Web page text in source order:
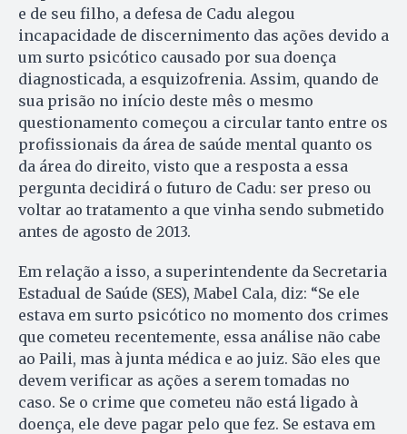
e de seu filho, a defesa de Cadu alegou
incapacidade de discernimento das ações devido a
um surto psicótico causado por sua doença
diagnosticada, a esquizofrenia. Assim, quando de
sua prisão no início deste mês o mesmo
questionamento começou a circular tanto entre os
profissionais da área de saúde mental quanto os
da área do direito, visto que a resposta a essa
pergunta decidirá o futuro de Cadu: ser preso ou
voltar ao tratamento a que vinha sendo submetido
antes de agosto de 2013.
Em relação a isso, a superintendente da Secretaria
Estadual de Saúde (SES), Mabel Cala, diz: “Se ele
estava em surto psicótico no momento dos crimes
que cometeu recentemente, essa análise não cabe
ao Paili, mas à junta médica e ao juiz. São eles que
devem verificar as ações a serem tomadas no
caso. Se o crime que cometeu não está ligado à
doença, ele deve pagar pelo que fez. Se estava em